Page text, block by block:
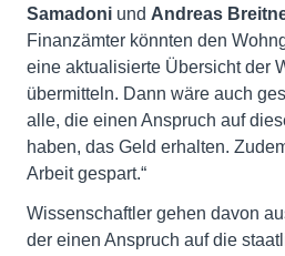
Samadoni und Andreas
Finanzämter könnten den
eine aktualisierte Übersicht der
übermitteln. Dann wäre auch
alle, die einen Anspruch auf
haben, das Geld erhalten.
Arbeit gespart.“
Wissenschaftler gehen davon
der einen Anspruch auf die